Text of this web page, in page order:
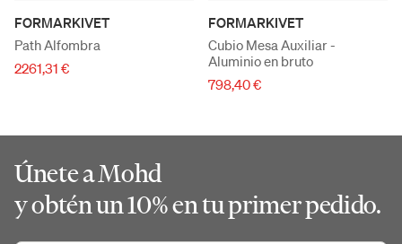
FORMARKIVET
Path Alfombra
2261,31 €
FORMARKIVET
Cubio Mesa Auxiliar -
Aluminio en bruto
798,40 €
Únete a Mohd
y obtén un 10% en tu primer pedido.